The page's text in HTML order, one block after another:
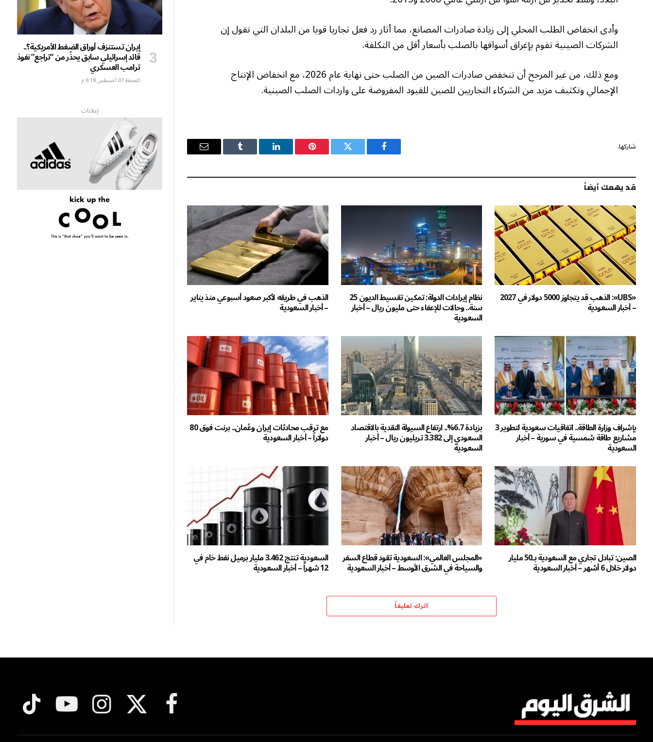
وأدى انخفاض الطلب المحلي إلى زيادة صادرات المصانع، مما أثار رد فعل تجاريا قويا من البلدان التي تقول إن
الشركات الصينية تقوم بإغراق أسواقها بالصلب بأسعار أقل من التكلفة.
ومع ذلك، من غير المرجح أن تنخفض صادرات الصين من الصلب حتى نهاية عام 2026، مع انخفاض الإنتاج
الإجمالي وتكثيف مزيد من الشركاء التجاريين للصين للقيود المفروضة على واردات الصلب الصينية.
شاركها.
فيسبوك تويتر بينتيريستلينكدإن Tumblr
البريد
قد يهمك أيضاً
«UBS»: الذهب قد يتجاوز 5000 دولار في 2027
– أخبار السعودية
نظام إيرادات الدولة: تمكين تقسيط الديون 25
سنة.. وحالات للإعفاء حتى مليون ريال – أخبار
السعودية
الذهب في طريقه لأكبر صعود أسبوعي منذ يناير
– أخبار السعودية
بإشراف وزارة الطاقة.. اتفاقيات سعودية لتطوير 3
مشاريع طاقة شمسية في سورية – أخبار
السعودية
بزيادة 6.7%.. ارتفاع السيولة النقدية بالاقتصاد
السعودي إلى 3.382 تريليون ريال – أخبار
السعودية
مع ترقب محادثات إيران وعُمان.. برنت فوق 80
دولاراً – أخبار السعودية
الصين: تبادل تجاري مع السعودية بـ50 مليار
دولار خلال 6 أشهر – أخبار السعودية
«المجلس العالمي»: السعودية تقود قطاع السفر
والسياحة في الشرق الأوسط – أخبار السعودية
السعودية تنتج 3.462 مليار برميل نفط خام في
12 شهراً – أخبار السعودية
اترك تعليقاً
إيران تستنزف أوراق الضغط الأمريكية؟..
قائد إسرائيلي سابق يحذّر من “تراجع” نفوذ
ترامب العسكري
الجمعة 07 أغسطس 6:18 م
إعلانات
فيسبوك X الانستغرام يوتيوب تيكتوك